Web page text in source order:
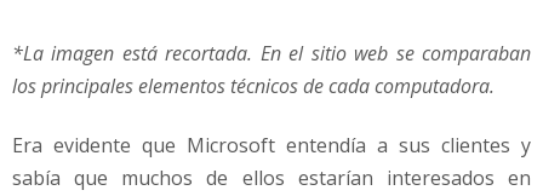
*La imagen está recortada. En el sitio web se comparaban
los principales elementos técnicos de cada computadora.
Era evidente que Microsoft entendía a sus clientes y
sabía que muchos de ellos estarían interesados en